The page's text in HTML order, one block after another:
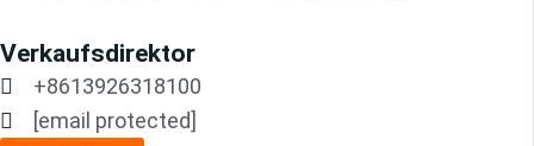
Verkaufsdirektor
+8613926318100
[email protected]